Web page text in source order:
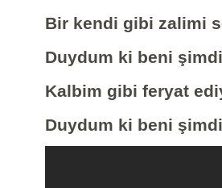
Bir kendi gibi zalimi
Duydum ki beni
Kalbim gibi feryat
Duydum ki beni